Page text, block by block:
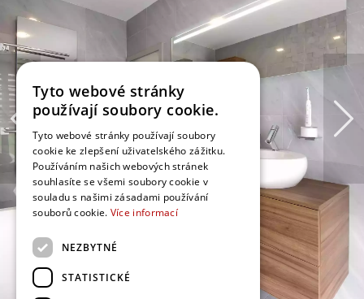
Tyto webové stránky
používají soubory cookie.
Tyto webové stránky používají soubory
cookie ke zlepšení uživatelského zážitku.
Používáním našich webových stránek
souhlasíte se všemi soubory cookie v
souladu s našimi zásadami používání
souborů cookie. Více informací
NEZBYTNÉ
STATISTICKÉ